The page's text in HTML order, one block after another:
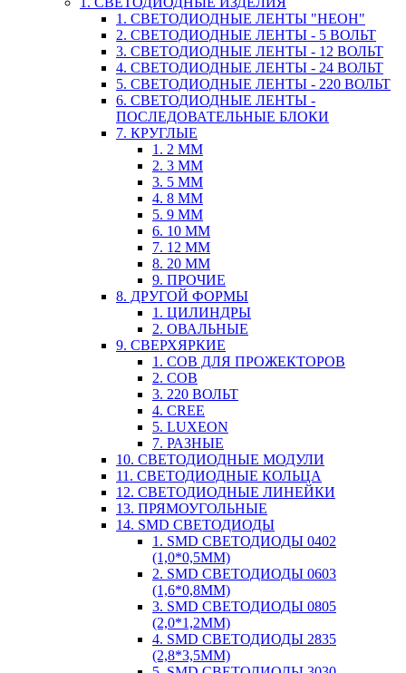
1. СВЕТОДИОДНЫЕ ЛЕНТЫ "НЕОН"
2. СВЕТОДИОДНЫЕ ЛЕНТЫ - 5 ВОЛЬТ
3. СВЕТОДИОДНЫЕ ЛЕНТЫ - 12 ВОЛЬТ
4. СВЕТОДИОДНЫЕ ЛЕНТЫ - 24 ВОЛЬТ
5. СВЕТОДИОДНЫЕ ЛЕНТЫ - 220 ВОЛЬТ
6. СВЕТОДИОДНЫЕ ЛЕНТЫ -
ПОСЛЕДОВАТЕЛЬНЫЕ БЛОКИ
7. КРУГЛЫЕ
1. 2 ММ
2. 3 ММ
3. 5 ММ
4. 8 ММ
5. 9 ММ
6. 10 ММ
7. 12 ММ
8. 20 ММ
9. ПРОЧИЕ
8. ДРУГОЙ ФОРМЫ
1. ЦИЛИНДРЫ
2. ОВАЛЬНЫЕ
9. СВЕРХЯРКИЕ
1. COB ДЛЯ ПРОЖЕКТОРОВ
2. COB
3. 220 ВОЛЬТ
4. CREE
5. LUXEON
7. РАЗНЫЕ
10. СВЕТОДИОДНЫЕ МОДУЛИ
11. СВЕТОДИОДНЫЕ КОЛЬЦА
12. СВЕТОДИОДНЫЕ ЛИНЕЙКИ
13. ПРЯМОУГОЛЬНЫЕ
14. SMD СВЕТОДИОДЫ
1. SMD СВЕТОДИОДЫ 0402
(1,0*0,5ММ)
2. SMD СВЕТОДИОДЫ 0603
(1,6*0,8ММ)
3. SMD СВЕТОДИОДЫ 0805
(2,0*1,2ММ)
4. SMD СВЕТОДИОДЫ 2835
(2,8*3,5ММ)